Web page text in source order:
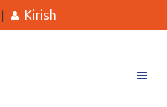
Kirish